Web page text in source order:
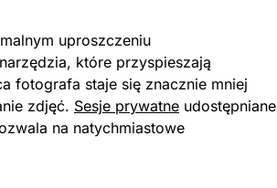
uproszczeniu
które przyspieszają
fotografa staje się znacznie mniej
zdjęć. Sesje prywatne udostępniane
na natychmiastowe